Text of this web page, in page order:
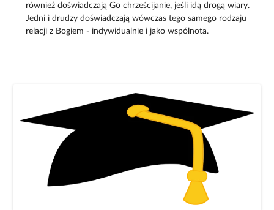
również doświadczają Go chrześcijanie, jeśli idą drogą wiary.
Jedni i drudzy doświadczają wówczas tego samego rodzaju
relacji z Bogiem - indywidualnie i jako wspólnota.